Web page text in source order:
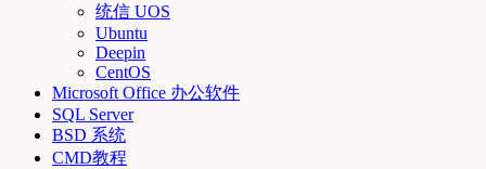
统信 UOS
Ubuntu
Deepin
CentOS
Microsoft Office 办公软件
SQL Server
BSD 系统
CMD教程